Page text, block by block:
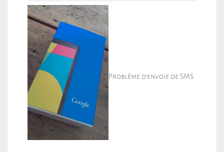
Problème d’envoie de SMS